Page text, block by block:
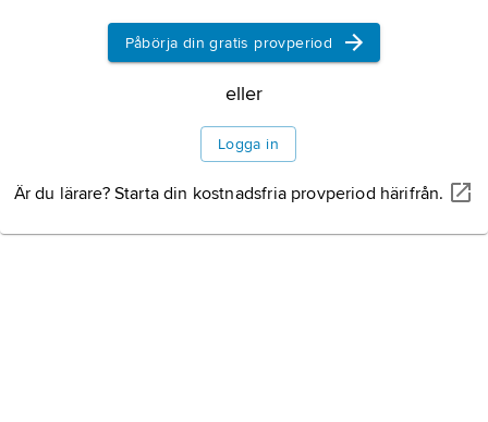
Information om artikeln
Påbörja din gratis provperiod
eller
Logga in
Är du lärare? Starta din kostnadsfria provperiod härifrån.